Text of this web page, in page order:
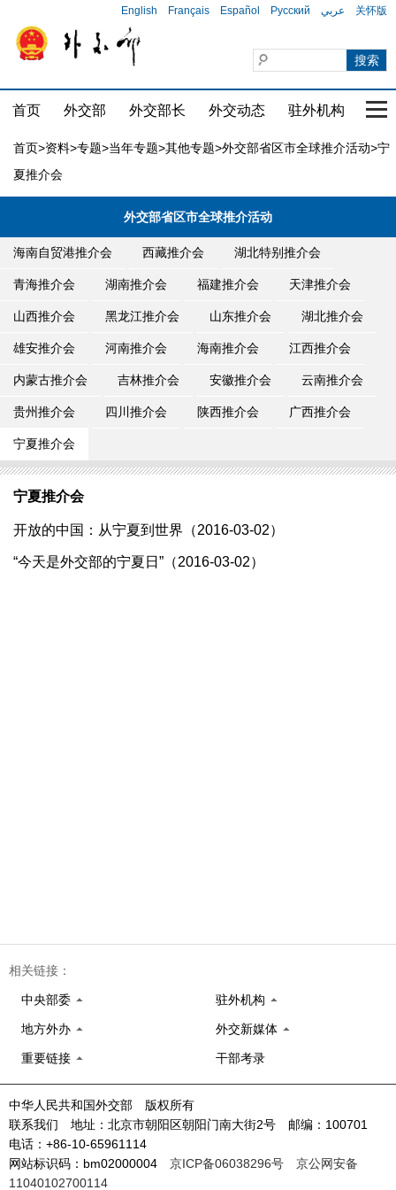
English Français Español Русский عربي 关怀版
首页 外交部 外交部长 外交动态 驻外机构 国
首页>资料>专题>当年专题>其他专题>外交部省区市全球推介活动>宁
夏推介会
外交部省区市全球推介活动
海南自贸港推介会 西藏推介会 湖北特别推介会
青海推介会 湖南推介会 福建推介会 天津推介会
山西推介会 黑龙江推介会 山东推介会 湖北推介会
雄安推介会 河南推介会 海南推介会 江西推介会
内蒙古推介会 吉林推介会 安徽推介会 云南推介会
贵州推介会 四川推介会 陕西推介会 广西推介会
宁夏推介会
宁夏推介会
开放的中国：从宁夏到世界（2016-03-02）
“今天是外交部的宁夏日”（2016-03-02）
相关链接：
中央部委 驻外机构
地方外办 外交新媒体
重要链接 干部考录
中华人民共和国外交部 版权所有
联系我们 地址：北京市朝阳区朝阳门南大街2号 邮编：100701
电话：+86-10-65961114
网站标识码：bm02000004 京ICP备06038296号
京公网安备
11040102700114